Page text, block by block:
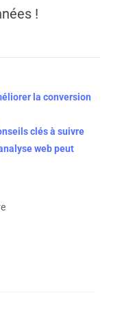
!
la conversion
clés à suivre
web peut